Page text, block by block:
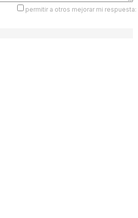
permitir a otros mejorar mi respuesta: